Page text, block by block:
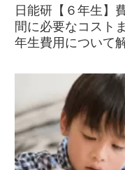
日能研【６年生】
間に必要なコスト
年生費用について